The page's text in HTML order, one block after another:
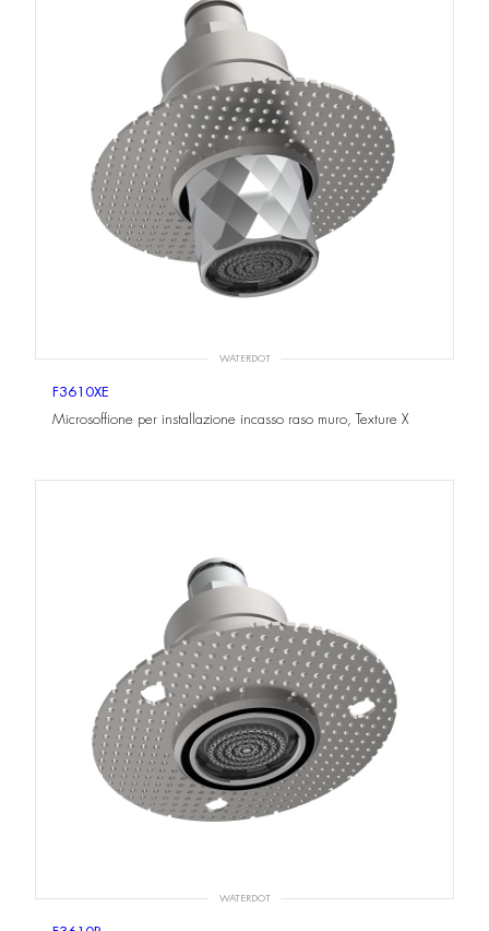
WATERDOT
F3610XE
Microsoffione per installazione incasso raso muro, Texture X
WATERDOT